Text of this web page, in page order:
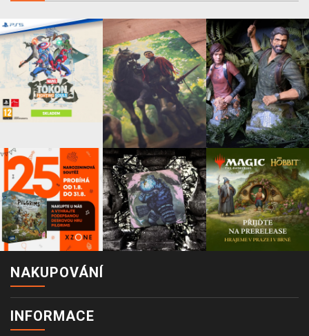
NAKUPOVÁNÍ
INFORMACE